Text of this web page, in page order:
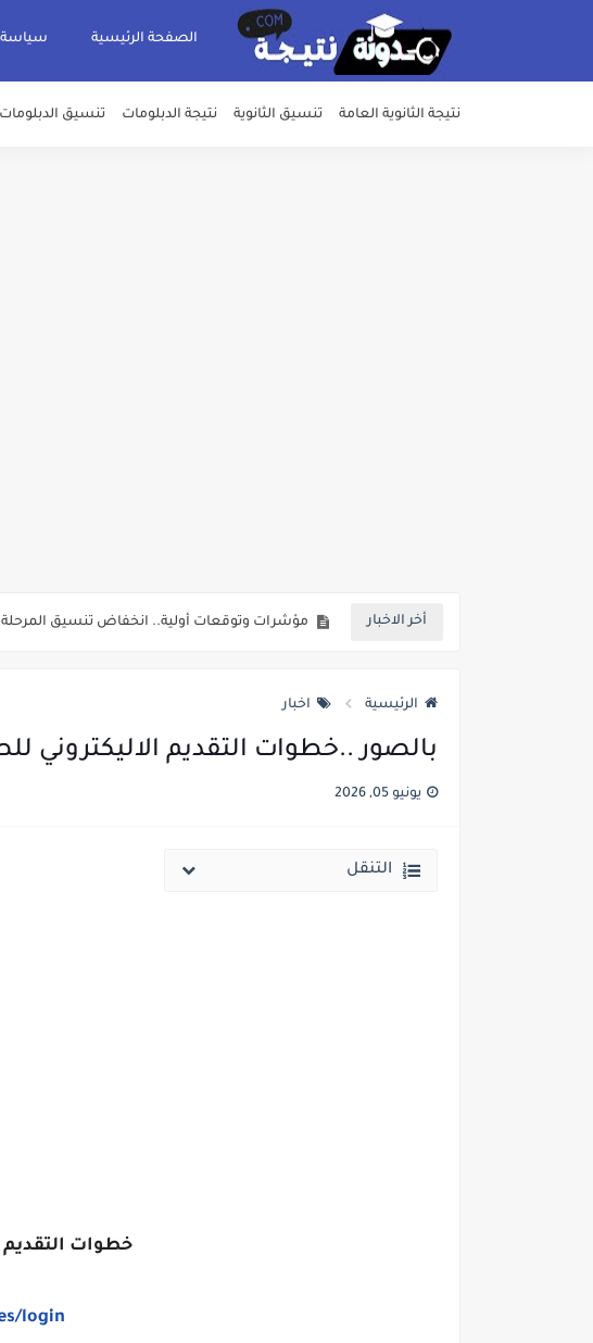
الصفحة الرئيسية
نتيجة الثانوية العامة تنسيق الثانوية نتيجة الدبلومات تنسيق الدبلومات
أخر الاخبار
نتيجة الثانوية العامة ملف اكسل .. كشوف درجات طلاب الثانوية العامة 2026 جميع
الرئيسية
اخبار
بالصور ..خطوات التقديم الاليكتروني للصف
يونيو 05, 2026
التنقل
خطوات التقديم
login